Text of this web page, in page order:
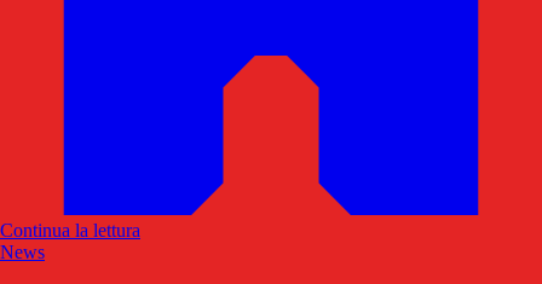
Continua la lettura
News